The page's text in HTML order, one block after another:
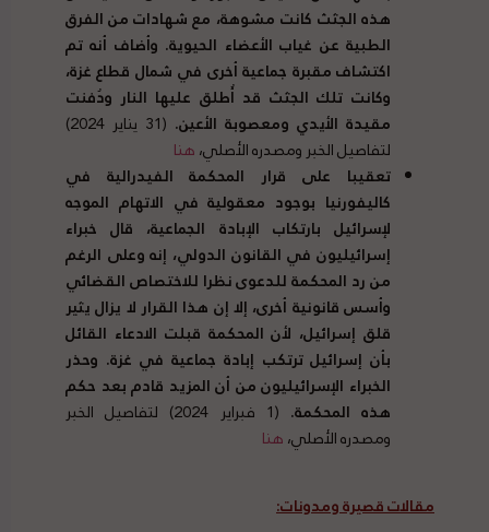
هذه الجثث كانت مشوهة، مع شهادات من الفرق
الطبية عن غياب الأعضاء الحيوية. وأضاف أنه تم
اكتشاف مقبرة جماعية أخرى في شمال قطاع غزة،
وكانت تلك الجثث قد أُطلق عليها النار ودُفنت
مقيدة الأيدي ومعصوبة الأعين.
(31 يناير 2024)
لتفاصيل الخبر ومصدره الأصلي،هنا
تعقيبا على قرار المحكمة الفيدرالية في
كاليفورنيا بوجود معقولية في الاتهام الموجه
لإسرائيل بارتكاب الإبادة الجماعية، قال خبراء
إسرائيليون في القانون الدولي، إنه وعلى الرغم
من رد المحكمة للدعوى نظرا للاختصاص القضائي
وأسس قانونية أخرى، إلا إن هذا القرار لا يزال يثير
قلق إسرائيل، لأن المحكمة قبلت الادعاء القائل
بأن إسرائيل ترتكب إبادة جماعية في غزة. وحذر
الخبراء الإسرائيليون من أن المزيد قادم بعد حكم
هذه المحكمة.
(1 فبراير 2024) لتفاصيل الخبر
ومصدره الأصلي،هنا
مقالات قصيرة ومدونات: